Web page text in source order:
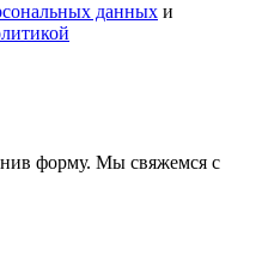
данных и
форму. Мы свяжемся с